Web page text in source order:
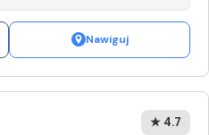
Nawiguj
★ 4.7